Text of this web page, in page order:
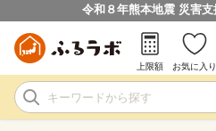
令和８年熊本地震 災害
上限額 お気に入り